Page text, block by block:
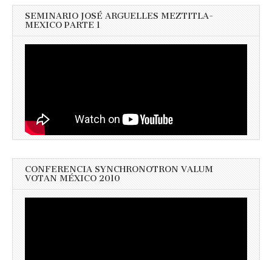
SEMINARIO JOSÉ ARGUELLES MEZTITLA-
MEXICO PARTE 1
CONFERENCIA SYNCHRONOTRON VALUM
VOTAN MÉXICO 2010